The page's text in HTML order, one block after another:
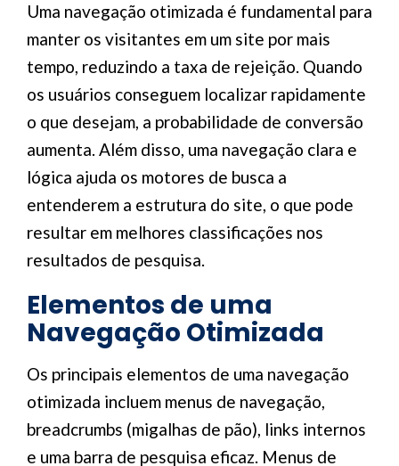
Uma navegação otimizada é fundamental para
manter os visitantes em um site por mais
tempo, reduzindo a taxa de rejeição. Quando
os usuários conseguem localizar rapidamente
o que desejam, a probabilidade de conversão
aumenta. Além disso, uma navegação clara e
lógica ajuda os motores de busca a
entenderem a estrutura do site, o que pode
resultar em melhores classificações nos
resultados de pesquisa.
Elementos de uma
Navegação Otimizada
Os principais elementos de uma navegação
otimizada incluem menus de navegação,
breadcrumbs (migalhas de pão), links internos
e uma barra de pesquisa eficaz. Menus de